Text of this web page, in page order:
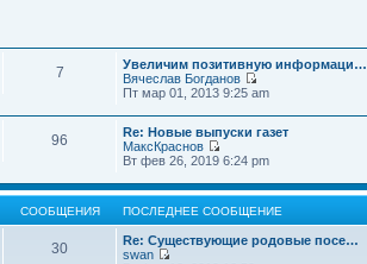
б
щ
е
н
ю
у
с
о
о
щ
е
н
и
е
д
н
е
у
с
о
о
щ
н
ю
п
о
с
л
д
н
е
м
с
о
о
щ
т
и
п
л
д
е
м
у
с
7
Увеличим позитивную информаци…
Вячеслав Богданов
П
р
е
т
к
п
о
л
Пт мар 01, 2013 9:25 am
96
Re: Новые выпуски газет
МаксКраснов
П
р
е
й
т
и
Вт фев 26, 2019 6:24 pm
СООБЩЕНИЯ ПОСЛЕДНЕЕ СООБЩЕНИЕ
30
Re: Существующие родовые посе…
swan